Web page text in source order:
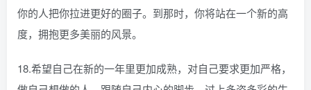
你的人把你拉进更好的圈子。到那时，你将站在一个新的高
度，拥抱更多美丽的风景。
18.希望自己在新的一年里更加成熟，对自己要求更加严格，